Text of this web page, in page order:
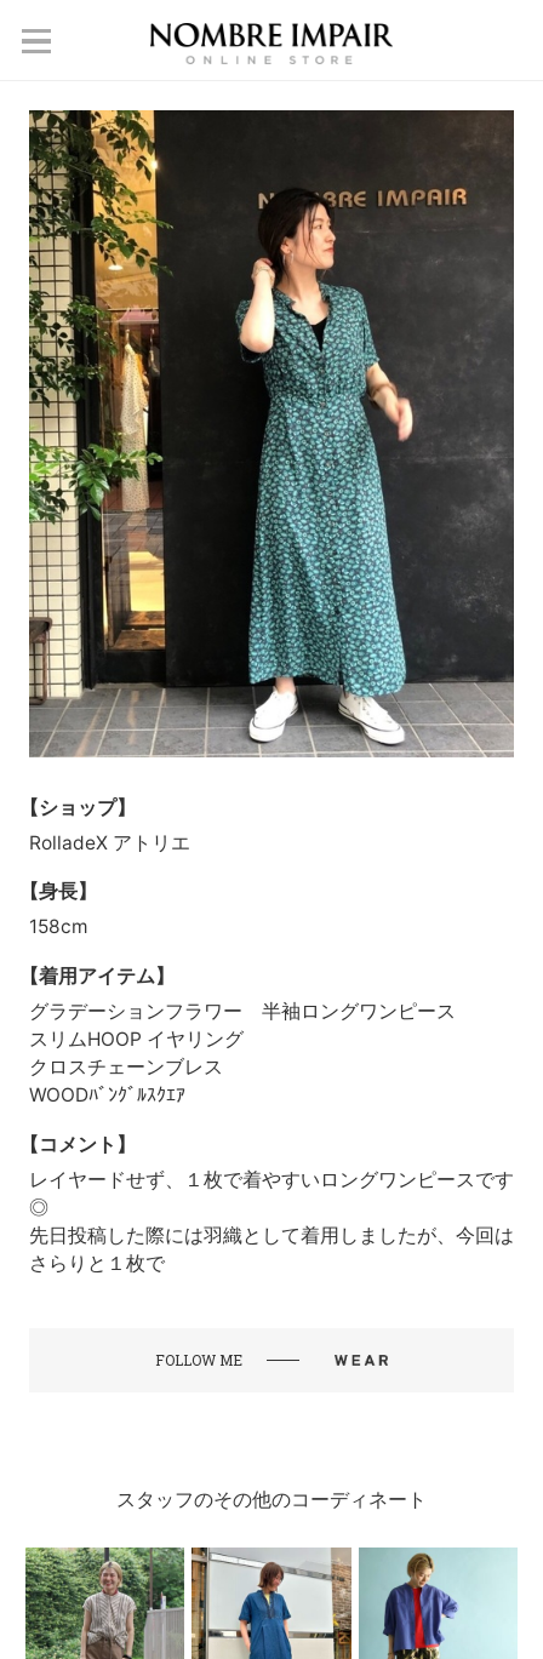
【ショップ】
RolladeX アトリエ
【身長】
158cm
【着用アイテム】
グラデーションフラワー 半袖ロングワンピース
スリムHOOP イヤリング
クロスチェーンブレス
WOODﾊﾞﾝｸﾞﾙｽｸｴｱ
【コメント】
レイヤードせず、１枚で着やすいロングワンピースです
◎
先日投稿した際には羽織として着用しましたが、今回は
さらりと１枚で
FOLLOW ME
スタッフのその他のコーディネート